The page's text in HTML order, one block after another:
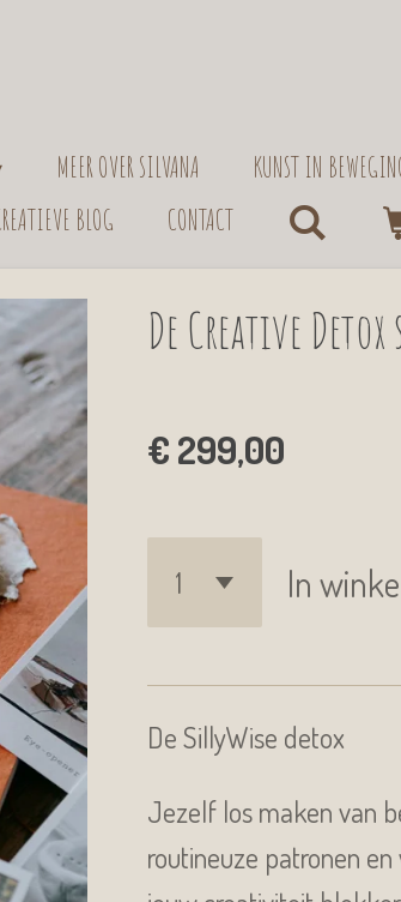
MEER OVER SILVANA
KUNST IN
BLOG CONTACT
De Creative
€ 299,00
In
De SillyWise detox
Jezelf los maken van
routineuze patronen